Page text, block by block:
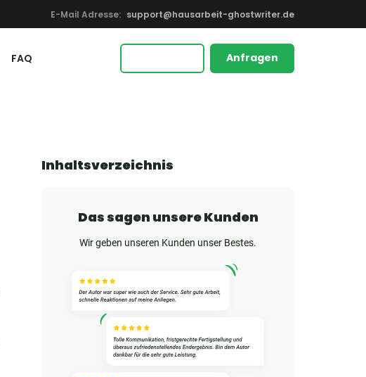
E-Mail Adresse: support@hausarbeit-ghostwriter.de
FAQ Anfragen
Inhaltsverzeichnis
Das sagen unsere Kunden
Wir geben unseren Kunden unser Bestes.